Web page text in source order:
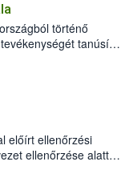
történő
tanúsító
szükséges a
a nyilvántartásba
előírt ellenőrzési
ellenőrzése alatt
folytatni kívánó
az ökológiai